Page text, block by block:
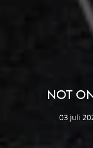
Not
03 juli